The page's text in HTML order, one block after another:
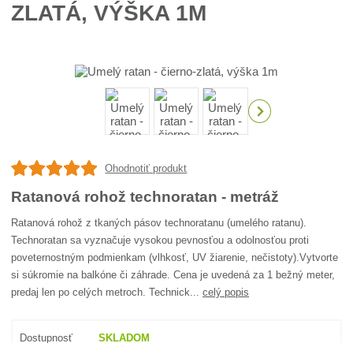
ZLATÁ, VÝŠKA 1M
Ohodnotiť produkt
Ratanová rohož technoratan - metráž
Ratanová rohož z tkaných pásov technoratanu (umelého ratanu).
Technoratan sa vyznačuje vysokou pevnosťou a odolnosťou proti
poveternostným podmienkam (vlhkosť, UV žiarenie, nečistoty).Vytvorte
si súkromie na balkóne či záhrade. Cena je uvedená za 1 bežný meter,
predaj len po celých metroch. Technick...celý popis
Dostupnosť SKLADOM